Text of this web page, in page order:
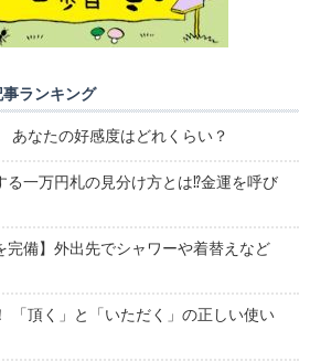
ランキング
あなたの好感度はどれくらい？
る一万円札の見分け方とは⁉金運を呼び
完備】外出先でシャワーや着替えなど
「頂く」と「いただく」の正しい使い